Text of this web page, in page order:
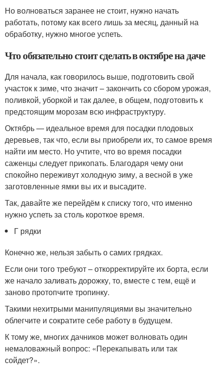
Но волноваться заранее не стоит, нужно начать
работать, потому как всего лишь за месяц, данный на
обработку, нужно многое успеть.
Что обязательно стоит сделать в октябре на даче
Для начала, как говорилось выше, подготовить свой
участок к зиме, что значит – закончить со сбором урожая,
поливкой, уборкой и так далее, в общем, подготовить к
предстоящим морозам всю инфраструктуру.
Октябрь — идеальное время для посадки плодовых
деревьев, так что, если вы приобрели их, то самое время
найти им место. Но учтите, что во время посадки
саженцы следует прикопать. Благодаря чему они
спокойно переживут холодную зиму, а весной в уже
заготовленные ямки вы их и высадите.
Так, давайте же перейдём к списку того, что именно
нужно успеть за столь короткое время.
Г рядки
Конечно же, нельзя забыть о самих грядках.
Если они того требуют – откорректируйте их борта, если
же начало заливать дорожку, то, вместе с тем, ещё и
заново протопчите тропинку.
Такими нехитрыми манипуляциями вы значительно
облегчите и сократите себе работу в будущем.
К тому же, многих дачников может волновать один
немаловажный вопрос: «Перекапывать или так
сойдет?».